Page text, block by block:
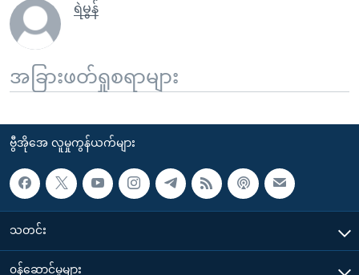
ရဲမွန်
အခြားဖတ်ရှုစရာများ
ဗွီအိုအေ လူမှုကွန်ယက်များ
သတင်း
၀န်ဆောင်မှုများ